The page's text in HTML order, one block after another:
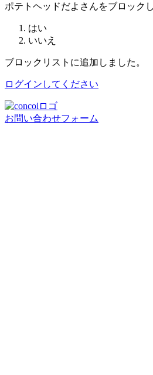
ポテトヘッドだよさんをブロック
はい
いいえ
ブロックリストに追加しました。
ログインしてください
お問い合わせフォーム